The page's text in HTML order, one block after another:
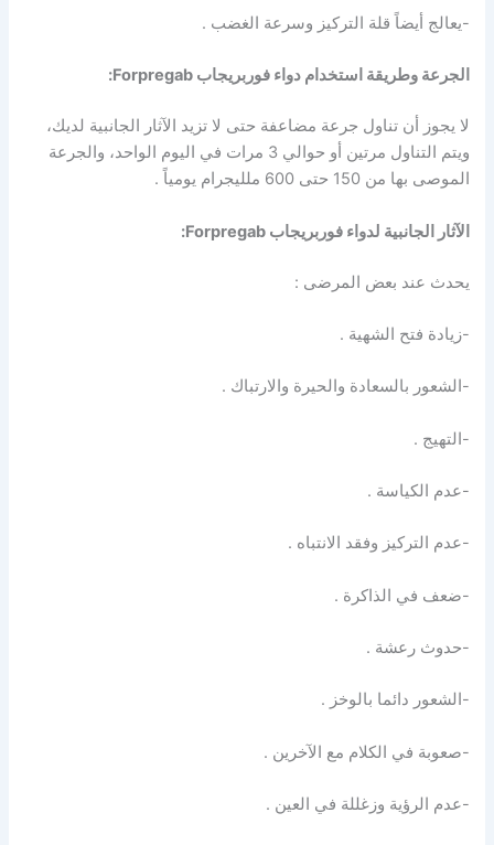
-يعالج أيضاً قلة التركيز وسرعة الغضب .
الجرعة وطريقة استخدام دواء فوربريجاب Forpregab:
لا يجوز أن تناول جرعة مضاعفة حتى لا تزيد الآثار الجانبية لديك،
ويتم التناول مرتين أو حوالي 3 مرات في اليوم الواحد، والجرعة
الموصى بها من 150 حتى 600 ملليجرام يومياً .
الآثار الجانبية لدواء فوربريجاب Forpregab:
يحدث عند بعض المرضى :
-زيادة فتح الشهية .
-الشعور بالسعادة والحيرة والارتباك .
-التهيج .
-عدم الكياسة .
-عدم التركيز وفقد الانتباه .
-ضعف في الذاكرة .
-حدوث رعشة .
-الشعور دائما بالوخز .
-صعوبة في الكلام مع الآخرين .
-عدم الرؤية وزغللة في العين .